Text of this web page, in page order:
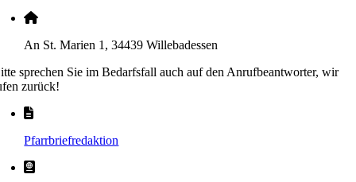
An St. Marien 1, 34439 Willebadessen
sprechen Sie im Bedarfsfall auch auf den Anrufbeantworter, wir
zurück!
Pfarrbriefredaktion